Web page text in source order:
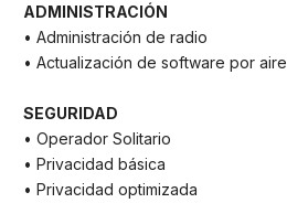
ADMINISTRACIÓN
• Administración de radio
• Actualización de software por aire
SEGURIDAD
• Operador Solitario
• Privacidad básica
• Privacidad optimizada